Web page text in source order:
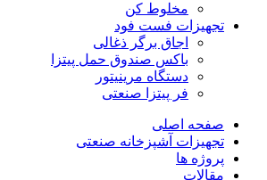
مخلوط کن
تجهیزات فست فود
اجاق برگر ذغالی
باکس صندوق حمل پیتزا
دستگاه مرینیتور
فر پیتزا صنعتی
صفحه اصلی
تجهیزات آشپزخانه صنعتی
پروژه ها
مقالات